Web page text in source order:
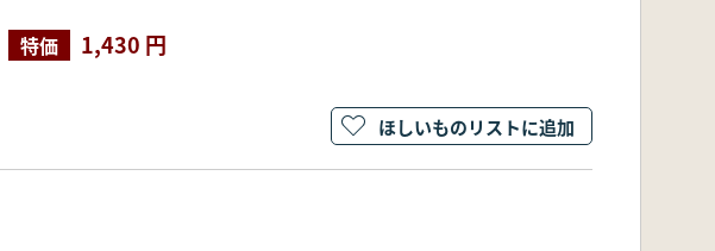
特価 1,430 円
ほしいものリストに追加